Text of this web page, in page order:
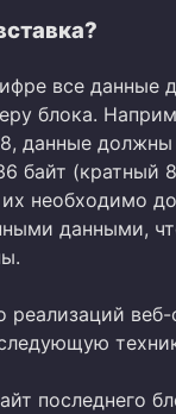
все данные
блока.
данные
байт (кратный
необходимо
данными,
реализаций веб-
последнего